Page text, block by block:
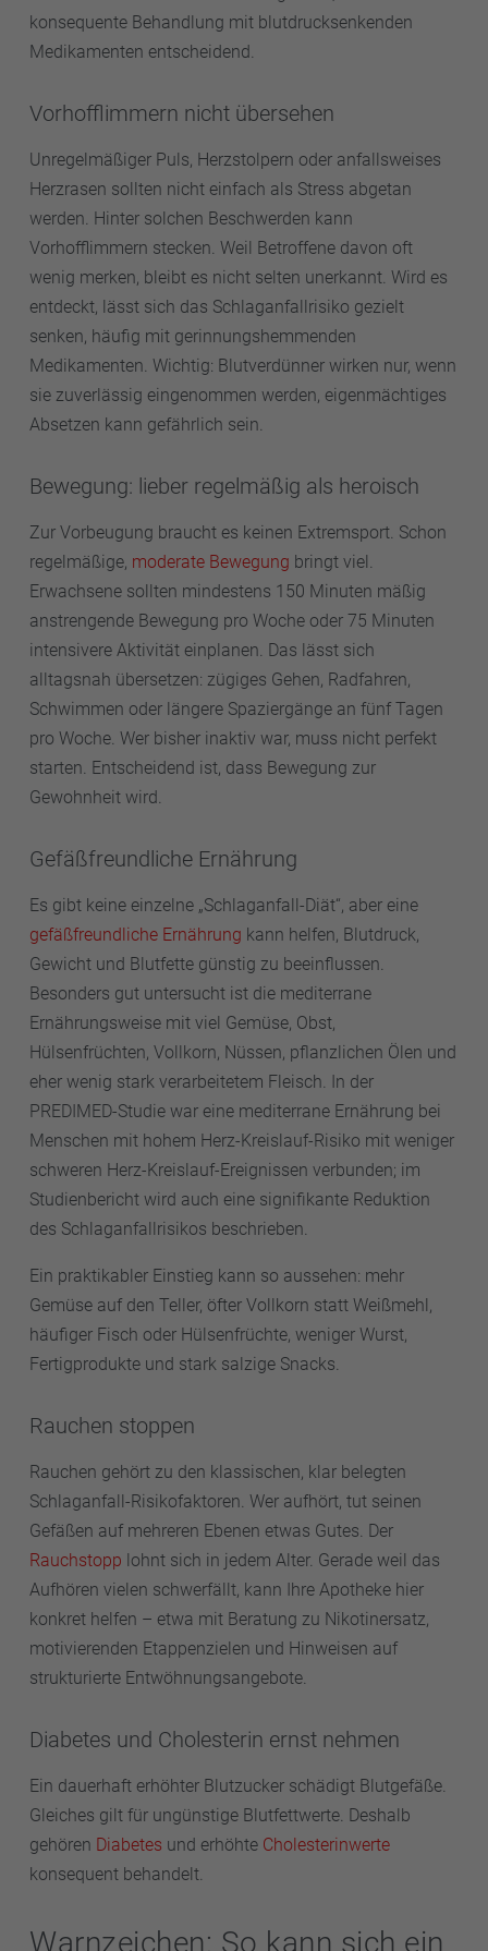
konsequente Behandlung mit blutdrucksenkenden
Medikamenten entscheidend.
Vorhofflimmern nicht übersehen
Unregelmäßiger Puls, Herzstolpern oder anfallsweises
Herzrasen sollten nicht einfach als Stress abgetan
werden. Hinter solchen Beschwerden kann
Vorhofflimmern stecken. Weil Betroffene davon oft
wenig merken, bleibt es nicht selten unerkannt. Wird es
entdeckt, lässt sich das Schlaganfallrisiko gezielt
senken, häufig mit gerinnungshemmenden
Medikamenten. Wichtig: Blutverdünner wirken nur, wenn
sie zuverlässig eingenommen werden, eigenmächtiges
Absetzen kann gefährlich sein.
Bewegung: lieber regelmäßig als heroisch
Zur Vorbeugung braucht es keinen Extremsport. Schon
regelmäßige, moderate Bewegung bringt viel.
Erwachsene sollten mindestens 150 Minuten mäßig
anstrengende Bewegung pro Woche oder 75 Minuten
intensivere Aktivität einplanen. Das lässt sich
alltagsnah übersetzen: zügiges Gehen, Radfahren,
Schwimmen oder längere Spaziergänge an fünf Tagen
pro Woche. Wer bisher inaktiv war, muss nicht perfekt
starten. Entscheidend ist, dass Bewegung zur
Gewohnheit wird.
Gefäßfreundliche Ernährung
Es gibt keine einzelne „Schlaganfall-Diät“, aber eine
gefäßfreundliche Ernährung kann helfen, Blutdruck,
Gewicht und Blutfette günstig zu beeinflussen.
Besonders gut untersucht ist die mediterrane
Ernährungsweise mit viel Gemüse, Obst,
Hülsenfrüchten, Vollkorn, Nüssen, pflanzlichen Ölen und
eher wenig stark verarbeitetem Fleisch. In der
PREDIMED-Studie war eine mediterrane Ernährung bei
Menschen mit hohem Herz-Kreislauf-Risiko mit weniger
schweren Herz-Kreislauf-Ereignissen verbunden; im
Studienbericht wird auch eine signifikante Reduktion
des Schlaganfallrisikos beschrieben.
Ein praktikabler Einstieg kann so aussehen: mehr
Gemüse auf den Teller, öfter Vollkorn statt Weißmehl,
häufiger Fisch oder Hülsenfrüchte, weniger Wurst,
Fertigprodukte und stark salzige Snacks.
Rauchen stoppen
Rauchen gehört zu den klassischen, klar belegten
Schlaganfall-Risikofaktoren. Wer aufhört, tut seinen
Gefäßen auf mehreren Ebenen etwas Gutes. Der
Rauchstopp lohnt sich in jedem Alter. Gerade weil das
Aufhören vielen schwerfällt, kann Ihre Apotheke hier
konkret helfen – etwa mit Beratung zu Nikotinersatz,
motivierenden Etappenzielen und Hinweisen auf
strukturierte Entwöhnungsangebote.
Diabetes und Cholesterin ernst nehmen
Ein dauerhaft erhöhter Blutzucker schädigt Blutgefäße.
Gleiches gilt für ungünstige Blutfettwerte. Deshalb
gehören Diabetes und erhöhte Cholesterinwerte
konsequent behandelt.
Warnzeichen: So kann sich ein